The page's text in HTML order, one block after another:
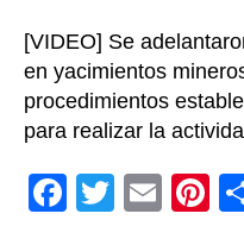
[VIDEO] Se
en yacimientos
procedimientos
para realizar la
F
T
E
Pi